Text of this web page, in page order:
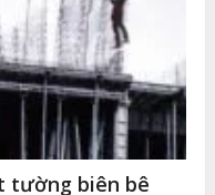
tường biên bê